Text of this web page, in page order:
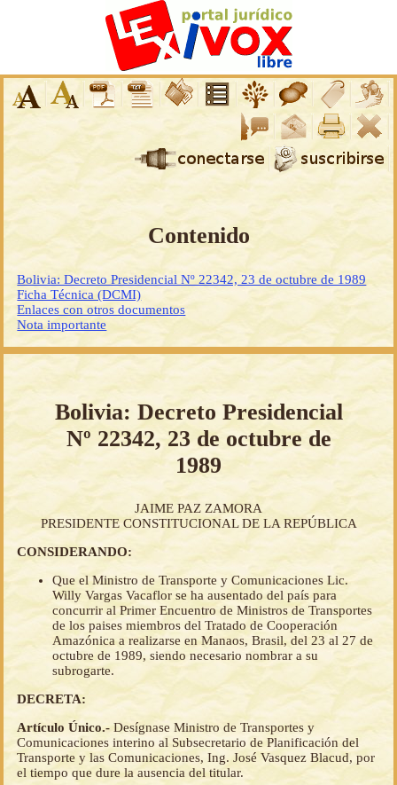
Contenido
Bolivia: Decreto Presidencial Nº 22342, 23 de octubre de 1989
Ficha Técnica (DCMI)
Enlaces con otros documentos
Nota importante
Bolivia: Decreto Presidencial
Nº 22342, 23 de octubre de
1989
JAIME PAZ ZAMORA
PRESIDENTE CONSTITUCIONAL DE LA REPÚBLICA
CONSIDERANDO:
Que el Ministro de Transporte y Comunicaciones Lic.
Willy Vargas Vacaflor se ha ausentado del país para
concurrir al Primer Encuentro de Ministros de Transportes
de los paises miembros del Tratado de Cooperación
Amazónica a realizarse en Manaos, Brasil, del 23 al 27 de
octubre de 1989, siendo necesario nombrar a su
subrogarte.
DECRETA:
Artículo Único.- Desígnase Ministro de Transportes y
Comunicaciones interino al Subsecretario de Planificación del
Transporte y las Comunicaciones, Ing. José Vasquez Blacud, por
el tiempo que dure la ausencia del titular.